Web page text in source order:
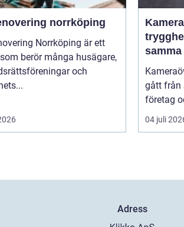
norrköping
Norrköping är ett
berör många husägare,
och
gått från
företag
04 juli
Adress